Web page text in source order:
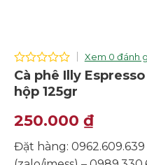
0
out
of
Xem 0 đánh
Cà phê Illy
hộp 125gr
250.000 ₫
Đặt hàng: